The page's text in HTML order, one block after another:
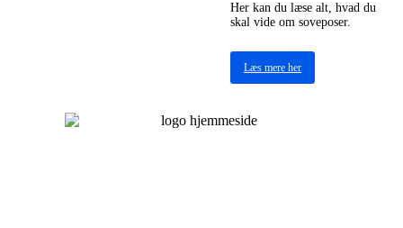
Her kan du læse alt, hvad du
skal vide om soveposer.
Læs mere her